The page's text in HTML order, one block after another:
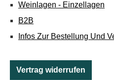
Weinlagen - Einzellagen
B2B
Infos Zur Bestellung Und
Vertrag widerrufen